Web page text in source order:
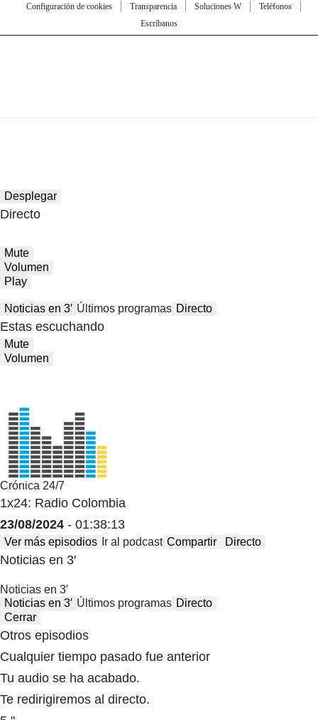
Configuración de cookies
Transparencia Soluciones W
Teléfonos
Escríbanos
Desplegar
Directo
Mute
Volumen
Play
Noticias en 3′ Últimos programas Directo
Estas escuchando
Mute
Volumen
Crónica 24/7
1x24: Radio Colombia
23/08/2024 - 01:38:13
Ver más episodios Ir al podcast Compartir Directo
Noticias en 3′
Noticias en 3′
Noticias en 3′ Últimos programas Directo
Cerrar
Otros episodios
Cualquier tiempo pasado fue anterior
Tu audio se ha acabado.
Te redirigiremos al directo.